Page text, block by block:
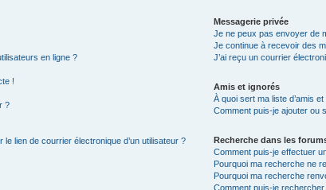
en ligne ?
!
?
lien de courrier électronique d’un utilisateur ?
Messagerie privée
Je ne peux pas envoyer de
Je continue à recevoir des
J’ai reçu un courrier
Amis et ignorés
À quoi sert ma liste d’amis et
Comment puis-je ajouter ou
Recherche dans les
Comment puis-je effectuer
Pourquoi ma recherche ne
Pourquoi ma recherche
Comment puis-je